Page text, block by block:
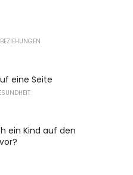
eine Seite
ein Kind auf den